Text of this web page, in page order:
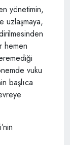
yönetimin,
uzlaşmaya,
hemen
vuku
başlıca